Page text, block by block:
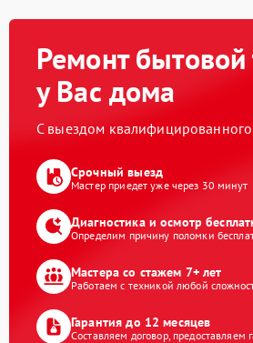
Ремонт бытовой
у Вас дома
С выездом квалифицированного
Срочный выезд
Мастер приедет уже через 30 минут
Диагностика и осмотр
Определим причину поломки
Мастера со стажем 7+ лет
Работаем с техникой любой
Гарантия до 12 месяцев
Составляем договор, предоставляем